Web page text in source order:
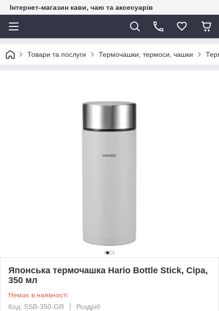
Інтернет-магазин кави, чаю та аксесуарів
Товари та послуги Термочашки, термоси, чашки
Японська термочашка Hario Bottle Stick, Сіра,
350 мл
Немає в наявності
Код: SSB-350-GR
Роздріб